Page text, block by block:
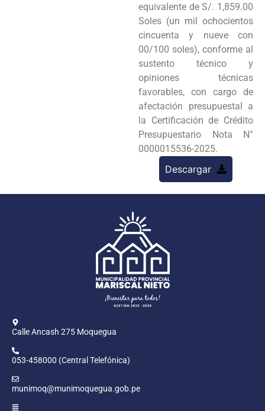
equivalente de S/. 1,859.00
Soles (un mil ochocientos
cincuenta y nueve con
00/100 soles), conforme al
sustento técnico y
opiniones técnicas
favorables, con cargo de
afectación presupuestal a
la Certificación de Crédito
Presupuestario Nota N°
0000015536-2025.
Descargar
Calle Ancash 275 Moquegua
053-458000 (Central Telefónica)
munimoq@munimoquegua.gob.pe